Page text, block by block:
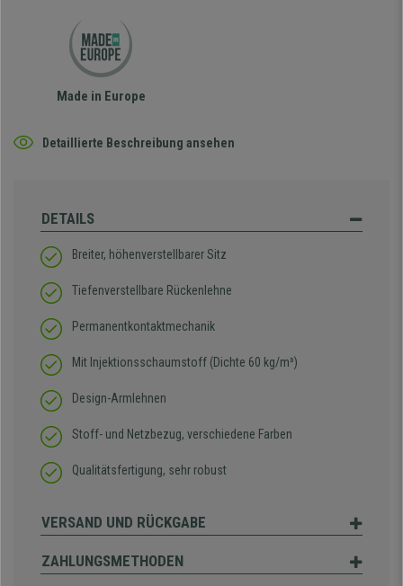
Made in Europe
Detaillierte Beschreibung ansehen
DETAILS
Breiter, höhenverstellbarer Sitz
Tiefenverstellbare Rückenlehne
Permanentkontaktmechanik
Mit Injektionsschaumstoff (Dichte 60 kg/m³)
Design-Armlehnen
Stoff- und Netzbezug, verschiedene Farben
Qualitätsfertigung, sehr robust
VERSAND UND RÜCKGABE
ZAHLUNGSMETHODEN